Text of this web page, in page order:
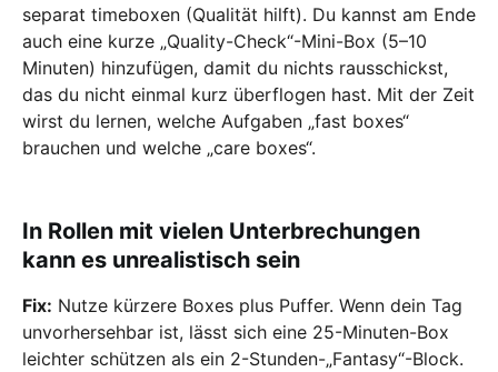
separat timeboxen (Qualität hilft). Du kannst am Ende
auch eine kurze „Quality-Check“-Mini-Box (5–10
Minuten) hinzufügen, damit du nichts rausschickst,
das du nicht einmal kurz überflogen hast. Mit der Zeit
wirst du lernen, welche Aufgaben „fast boxes“
brauchen und welche „care boxes“.
In Rollen mit vielen Unterbrechungen
kann es unrealistisch sein
Fix: Nutze kürzere Boxes plus Puffer. Wenn dein Tag
unvorhersehbar ist, lässt sich eine 25-Minuten-Box
leichter schützen als ein 2-Stunden-„Fantasy“-Block.